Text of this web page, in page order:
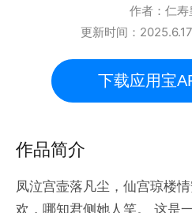
作者： 仁寿
更新时间： 2025.6.17
下载应用宝
作品简介
凤泣宫壸落凡尘，仙宫琼楼
欢，哪知君侧她人笑。 这是